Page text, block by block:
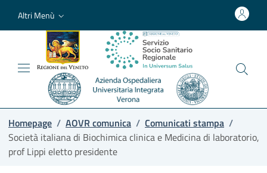
Altri Menù
Homepage / AOVR comunica / Comunicati stampa /
Società italiana di Biochimica clinica e Medicina di laboratorio,
prof Lippi eletto presidente